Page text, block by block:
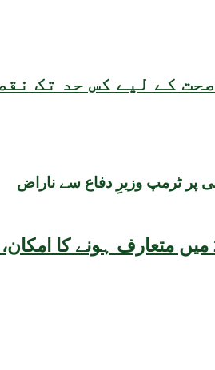
کے لیے کس حد تک
پر ٹرمپ وزیرِ دفاع سے ناراض